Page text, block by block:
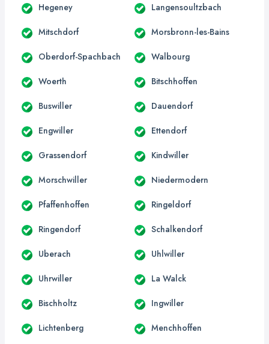
Hegeney Langensoultzbach
Mitschdorf Morsbronn-les-Bains
Oberdorf-Spachbach Walbourg
Woerth Bitschhoffen
Buswiller Dauendorf
Engwiller Ettendorf
Grassendorf Kindwiller
Morschwiller Niedermodern
Pfaffenhoffen Ringeldorf
Ringendorf Schalkendorf
Uberach Uhlwiller
Uhrwiller La Walck
Bischholtz Ingwiller
Lichtenberg Menchhoffen